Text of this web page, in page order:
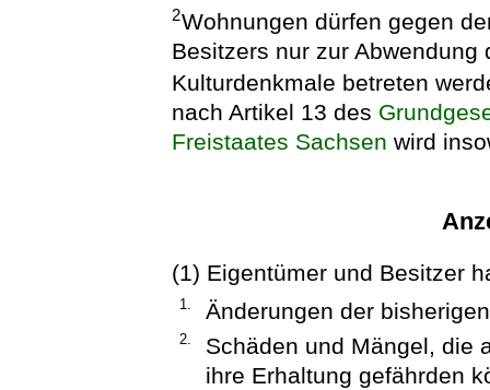
2Wohnungen dürfen gegen
Besitzers nur zur Abwendung
Kulturdenkmale betreten
nach Artikel 13 des
Freistaates Sachsen wird
(1) Eigentümer und Besitzer
1. Änderungen der
2.
Schäden und Mängel, die
ihre Erhaltung gefährden